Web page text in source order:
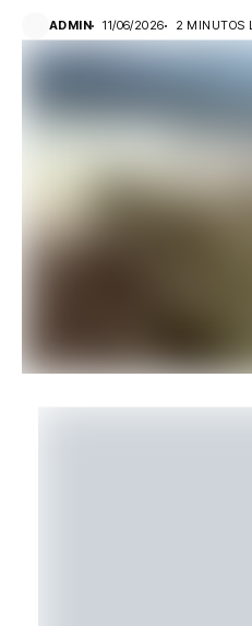
ADMIN 11/06/2026 2 MINUTOS